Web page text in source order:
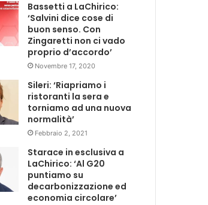
Bassetti a LaChirico:
‘Salvini dice cose di
buon senso. Con
Zingaretti non ci vado
proprio d’accordo’
Novembre 17, 2020
Sileri: ‘Riapriamo i
ristoranti la sera e
torniamo ad una nuova
normalità’
Febbraio 2, 2021
Starace in esclusiva a
LaChirico: ‘Al G20
puntiamo su
decarbonizzazione ed
economia circolare’